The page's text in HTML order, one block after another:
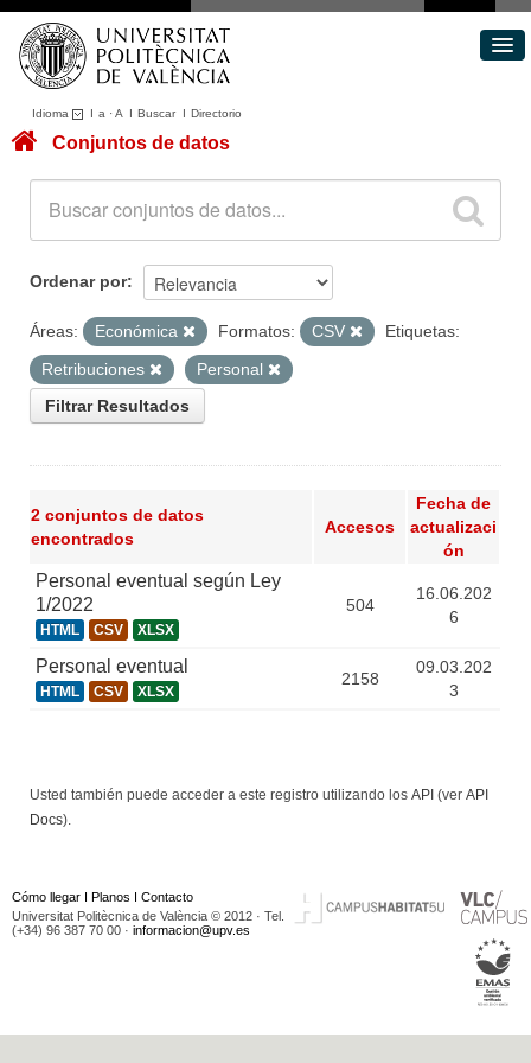
Idioma I a ·A I BuscarI Directorio
Conjuntos de datos
Acerca de
Portal de Transparencia
Conjuntos de datos
Ordenar por
Áreas: Económica Formatos: CSV
Etiquetas:
Retribuciones
Personal
Filtrar Resultados
2 conjuntos de datos
encontrados
Accesos
Fecha de
actualizaci
ón
Personal eventual según Ley
1/2022
HTML CSV XLSX
504
16.06.202
6
Personal eventual
HTML CSV XLSX
2158
09.03.202
3
Usted también puede acceder a este registro utilizando los API (ver API
Docs).
Cómo llegar I Planos I Contacto
Universitat Politècnica de València © 2012 · Tel.
(+34) 96 387 70 00 · informacion@upv.es